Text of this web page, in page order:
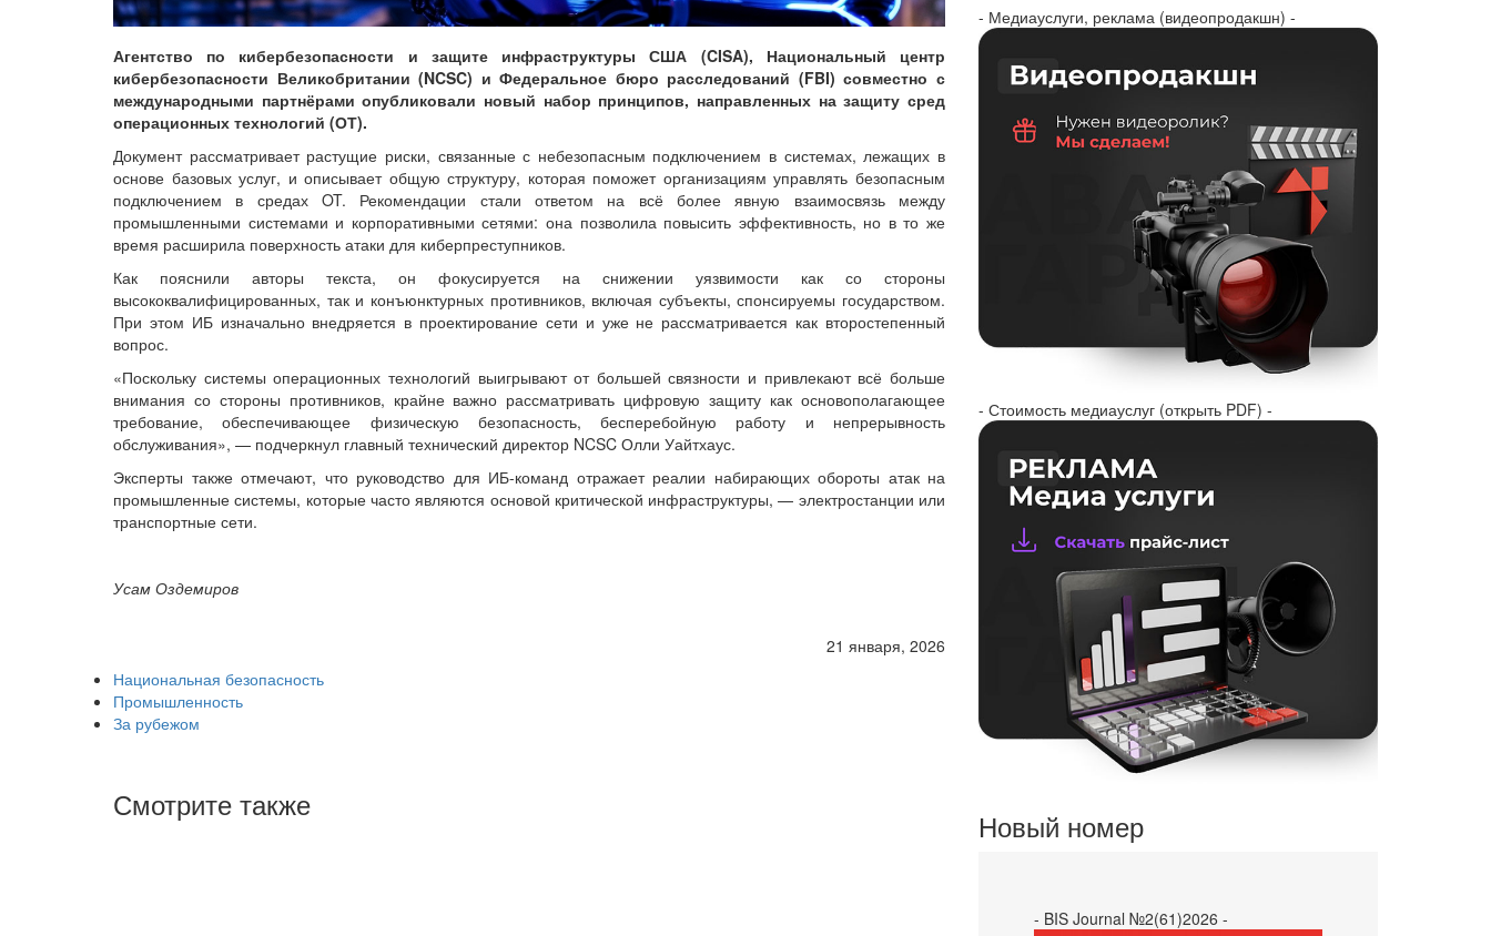
Агентство по кибербезопасности и защите инфраструктуры США (CISA), Национальный центр
кибербезопасности Великобритании (NCSC) и Федеральное бюро расследований (FBI) совместно с
международными партнёрами опубликовали новый набор принципов, направленных на защиту сред
операционных технологий (ОТ).
Документ рассматривает растущие риски, связанные с небезопасным подключением в системах, лежащих в
основе базовых услуг, и описывает общую структуру, которая поможет организациям управлять безопасным
подключением в средах OT. Рекомендации стали ответом на всё более явную взаимосвязь между
промышленными системами и корпоративными сетями: она позволила повысить эффективность, но в то же
время расширила поверхность атаки для киберпреступников.
Как пояснили авторы текста, он фокусируется на снижении уязвимости как со стороны
высококвалифицированных, так и конъюнктурных противников, включая субъекты, спонсируемы государством.
При этом ИБ изначально внедряется в проектирование сети и уже не рассматривается как второстепенный
вопрос.
«Поскольку системы операционных технологий выигрывают от большей связности и привлекают всё больше
внимания со стороны противников, крайне важно рассматривать цифровую защиту как основополагающее
требование, обеспечивающее физическую безопасность, бесперебойную работу и непрерывность
обслуживания», — подчеркнул главный технический директор NCSC Олли Уайтхаус.
Эксперты также отмечают, что руководство для ИБ-команд отражает реалии набирающих обороты атак на
промышленные системы, которые часто являются основой критической инфраструктуры, — электростанции или
транспортные сети.
Усам Оздемиров
21 января, 2026
Национальная безопасность
Промышленность
За рубежом
Смотрите также
- Медиауслуги, реклама (видеопродакшн) -
- Стоимость медиауслуг (открыть PDF) -
Новый номер
- BIS Journal №2(61)2026 -